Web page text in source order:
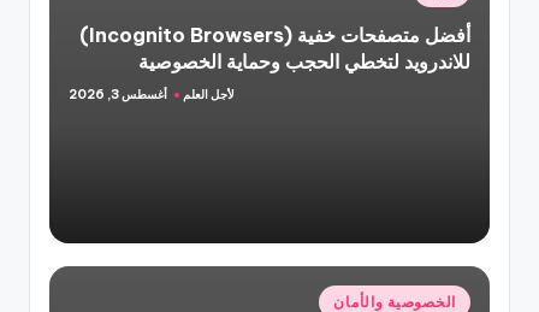
في
أفضل متصفحات خفية (Incognito Browsers)
للاندرويد لتخطي الحجب وحماية الخصوصية
تمّ
لأجل العلم أغسطس 3, 2026
نُشرالخصوصية والأمان